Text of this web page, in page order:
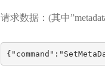
请求数据：(其中